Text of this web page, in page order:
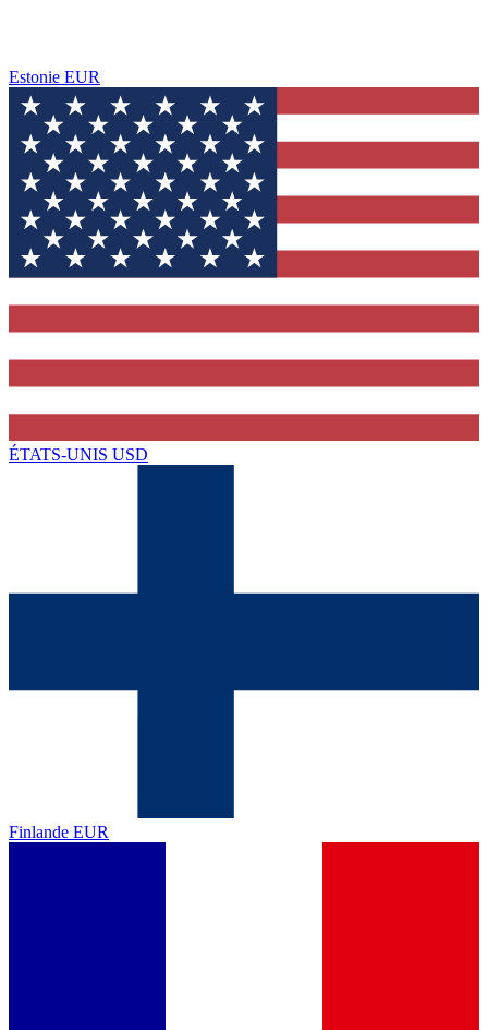
Estonie EUR
ÉTATS-UNIS USD
Finlande EUR